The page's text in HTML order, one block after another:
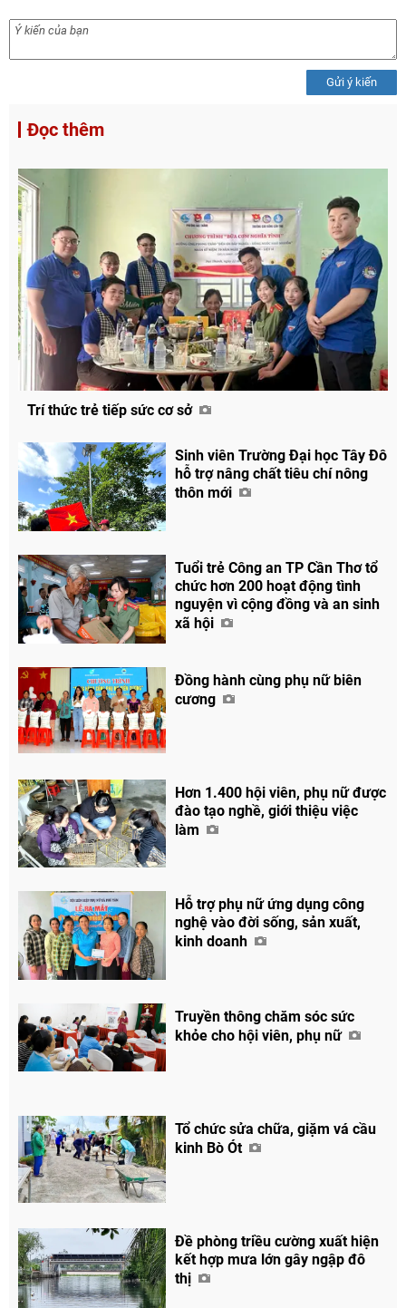
Chia sẻ
Gửi ý kiến
Đọc thêm
Trí thức trẻ tiếp sức cơ sở
Sinh viên Trường Đại học Tây Đô
hỗ trợ nâng chất tiêu chí nông
thôn mới
Tuổi trẻ Công an TP Cần Thơ tổ
chức hơn 200 hoạt động tình
nguyện vì cộng đồng và an sinh
xã hội
Đồng hành cùng phụ nữ biên
cương
Hơn 1.400 hội viên, phụ nữ được
đào tạo nghề, giới thiệu việc
làm
Hỗ trợ phụ nữ ứng dụng công
nghệ vào đời sống, sản xuất,
kinh doanh
Truyền thông chăm sóc sức
khỏe cho hội viên, phụ nữ
Tổ chức sửa chữa, giặm vá cầu
kinh Bò Ót
Đề phòng triều cường xuất hiện
kết hợp mưa lớn gây ngập đô
thị